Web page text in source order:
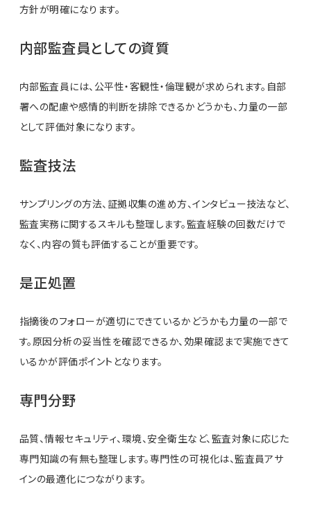
方針が明確になります。
内部監査員としての資質
内部監査員には、公平性・客観性・倫理観が求められます。自部
署への配慮や感情的判断を排除できるかどうかも、力量の一部
として評価対象になります。
監査技法
サンプリングの方法、証拠収集の進め方、インタビュー技法など、
監査実務に関するスキルも整理します。監査経験の回数だけで
なく、内容の質も評価することが重要です。
是正処置
指摘後のフォローが適切にできているかどうかも力量の一部で
す。原因分析の妥当性を確認できるか、効果確認まで実施できて
いるかが評価ポイントとなります。
専門分野
品質、情報セキュリティ、環境、安全衛生など、監査対象に応じた
専門知識の有無も整理します。専門性の可視化は、監査員アサ
インの最適化につながります。